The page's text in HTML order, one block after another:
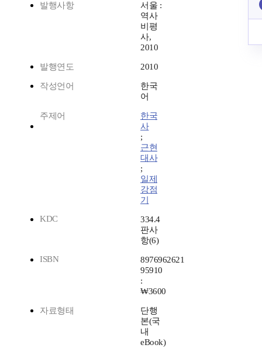
발행사항
서울 :
역사
비평
사,
2010
발행연도 2010
작성언어
한국
어
주제어
한국
사
;
근현
대사
;
일제
강점
기
KDC
334.4
판사
항(6)
ISBN
8976962621
95910
:
₩3600
자료형태
단행
본(국
내
eBook)